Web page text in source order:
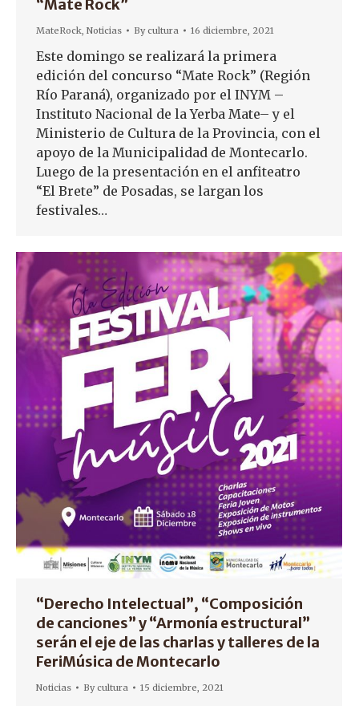
“Mate Rock”
MateRock, Noticias Bycultura 16 diciembre, 2021
Este domingo se realizará la primera
edición del concurso “Mate Rock” (Región
Río Paraná), organizado por el INYM –
Instituto Nacional de la Yerba Mate– y el
Ministerio de Cultura de la Provincia, con el
apoyo de la Municipalidad de Montecarlo.
Luego de la presentación en el anfiteatro
“El Brete” de Posadas, se largan los
festivales…
“Derecho Intelectual”, “Composición
de canciones” y “Armonía estructural”
serán el eje de las charlas y talleres de la
FeriMúsica de Montecarlo
Noticias Bycultura 15 diciembre, 2021